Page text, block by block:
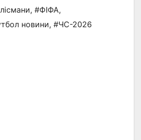
, #ФІФА,
новини, #ЧС-2026